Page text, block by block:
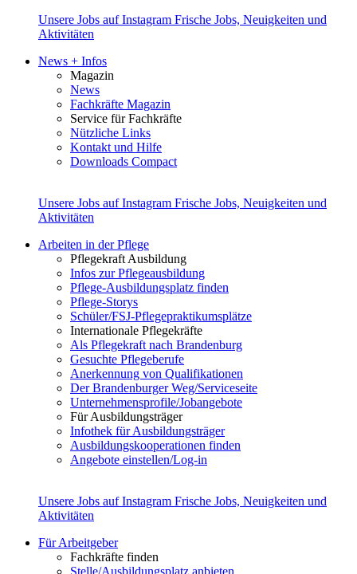
Unsere Jobs auf Instagram Frische Jobs, Neuigkeiten und
Aktivitäten
News + Infos
Magazin
News
Fachkräfte Magazin
Service für Fachkräfte
Nützliche Links
Kontakt und Hilfe
Downloads Compact
Unsere Jobs auf Instagram Frische Jobs, Neuigkeiten und
Aktivitäten
Arbeiten in der Pflege
Pflegekraft Ausbildung
Infos zur Pflegeausbildung
Pflege-Ausbildungsplatz finden
Pflege-Storys
Schüler/FSJ-Pflegepraktikumsplätze
Internationale Pflegekräfte
Als Pflegekraft nach Brandenburg
Gesuchte Pflegeberufe
Anerkennung von Qualifikationen
Der Brandenburger Weg/Serviceseite
Unternehmensprofile/Jobangebote
Für Ausbildungsträger
Infothek für Ausbildungsträger
Ausbildungskooperationen finden
Angebote einstellen/Log-in
Unsere Jobs auf Instagram Frische Jobs, Neuigkeiten und
Aktivitäten
Für Arbeitgeber
Fachkräfte finden
Stelle/Ausbildungsplatz anbieten